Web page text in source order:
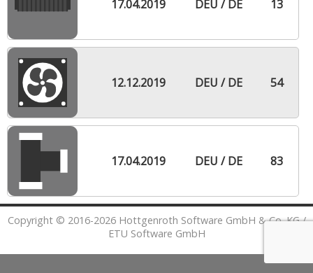
17.04.2019 DEU / DE 13
12.12.2019 DEU / DE 54
17.04.2019 DEU / DE 83
Copyright © 2016-2026 Hottgenroth Software GmbH & Co. KG /
ETU Software GmbH